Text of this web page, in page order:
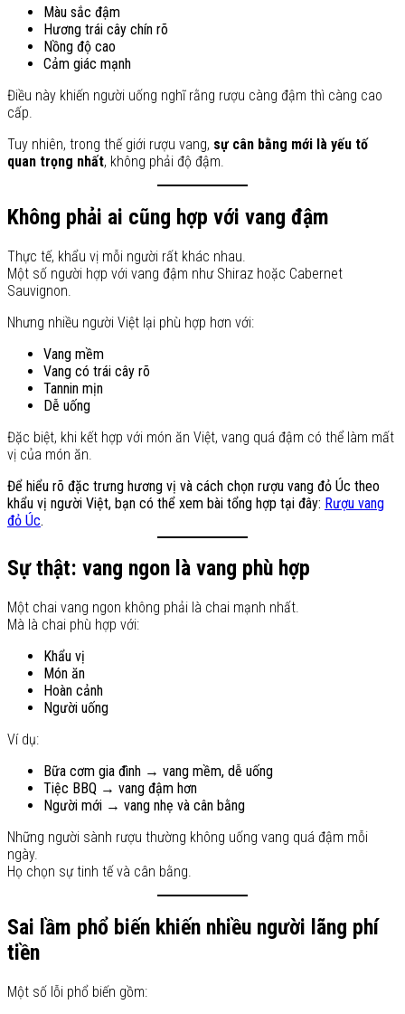
Màu sắc đậm
Hương trái cây chín rõ
Nồng độ cao
Cảm giác mạnh
Điều này khiến người uống nghĩ rằng rượu càng đậm thì càng cao
cấp.
Tuy nhiên, trong thế giới rượu vang, sự cân bằng mới là yếu tố
quan trọng nhất, không phải độ đậm.
Không phải ai cũng hợp với vang đậm
Thực tế, khẩu vị mỗi người rất khác nhau.
Một số người hợp với vang đậm như Shiraz hoặc Cabernet
Sauvignon.
Nhưng nhiều người Việt lại phù hợp hơn với:
Vang mềm
Vang có trái cây rõ
Tannin mịn
Dễ uống
Đặc biệt, khi kết hợp với món ăn Việt, vang quá đậm có thể làm mất
vị của món ăn.
Để hiểu rõ đặc trưng hương vị và cách chọn rượu vang đỏ Úc theo
khẩu vị người Việt, bạn có thể xem bài tổng hợp tại đây: Rượu vang
đỏ Úc.
Sự thật: vang ngon là vang phù hợp
Một chai vang ngon không phải là chai mạnh nhất.
Mà là chai phù hợp với:
Khẩu vị
Món ăn
Hoàn cảnh
Người uống
Ví dụ:
Bữa cơm gia đình → vang mềm, dễ uống
Tiệc BBQ → vang đậm hơn
Người mới → vang nhẹ và cân bằng
Những người sành rượu thường không uống vang quá đậm mỗi
ngày.
Họ chọn sự tinh tế và cân bằng.
Sai lầm phổ biến khiến nhiều người lãng phí
tiền
Một số lỗi phổ biến gồm: